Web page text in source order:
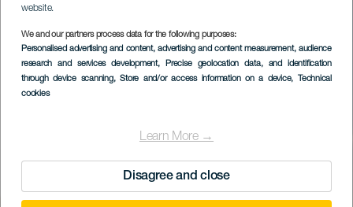
website.
We and our partners process data for the following purposes:
Personalised advertising and content, advertising and content measurement, audience
research and services development, Precise geolocation data, and identification
through device scanning, Store and/or access information on a device, Technical
cookies
Learn More →
Disagree and close